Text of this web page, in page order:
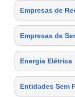
Empresas de
Empresas de
Energia Elétrica
Entidades Sem